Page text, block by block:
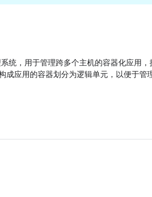
统，用于管理跨多个主机的容器化应用
成应用的容器划分为逻辑单元，以便于管